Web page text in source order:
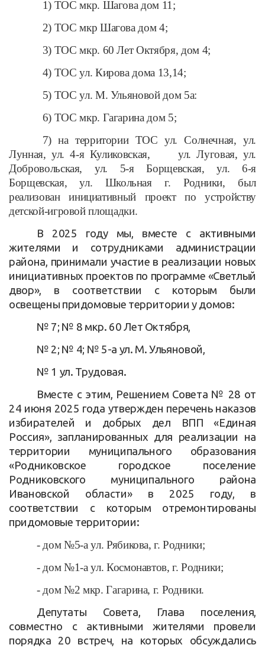
1) ТОС мкр. Шагова дом 11;
2) ТОС мкр Шагова дом 4;
3) ТОС мкр. 60 Лет Октября, дом 4;
4) ТОС ул. Кирова дома 13,14;
5) ТОС ул. М. Ульяновой дом 5а:
6) ТОС мкр. Гагарина дом 5;
7) на территории ТОС ул. Солнечная, ул.
Лунная, ул. 4-я Куликовская, ул. Луговая, ул.
Добровольская, ул. 5-я Борщевская, ул. 6-я
Борщевская, ул. Школьная г. Родники, был
реализован инициативный проект по устройству
детской-игровой площадки.
В 2025 году мы, вместе с активными
жителями и сотрудниками администрации
района, принимали участие в реализации новых
инициативных проектов по программе «Светлый
двор», в соответствии с которым были
освещены придомовые территории у домов:
№ 7; № 8 мкр. 60 Лет Октября,
№ 2; № 4; № 5-а ул. М. Ульяновой,
№ 1 ул. Трудовая.
Вместе с этим, Решением Совета № 28 от
24 июня 2025 года утвержден перечень наказов
избирателей и добрых дел ВПП «Единая
Россия», запланированных для реализации на
территории муниципального образования
«Родниковское городское поселение
Родниковского муниципального района
Ивановской области» в 2025 году, в
соответствии с которым отремонтированы
придомовые территории:
- дом №5-а ул. Рябикова, г. Родники;
- дом №1-а ул. Космонавтов, г. Родники;
- дом №2 мкр. Гагарина, г. Родники.
Депутаты Совета, Глава поселения,
совместно с активными жителями провели
порядка 20 встреч, на которых обсуждались